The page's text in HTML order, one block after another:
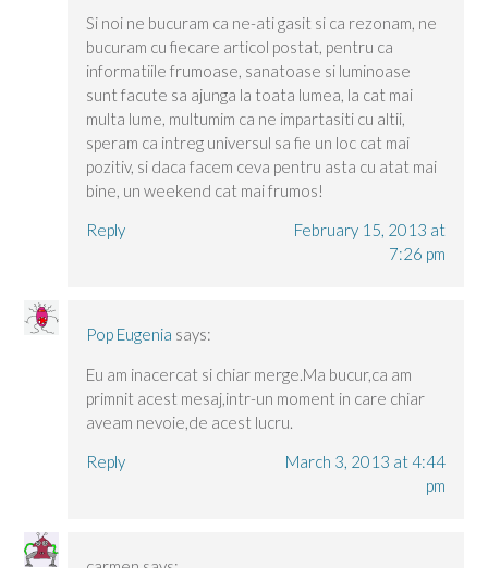
Si noi ne bucuram ca ne-ati gasit si ca rezonam, ne
bucuram cu fiecare articol postat, pentru ca
informatiile frumoase, sanatoase si luminoase
sunt facute sa ajunga la toata lumea, la cat mai
multa lume, multumim ca ne impartasiti cu altii,
speram ca intreg universul sa fie un loc cat mai
pozitiv, si daca facem ceva pentru asta cu atat mai
bine, un weekend cat mai frumos!
Reply
February 15, 2013 at
7:26 pm
Pop Eugenia says:
Eu am inacercat si chiar merge.Ma bucur,ca am
primnit acest mesaj,intr-un moment in care chiar
aveam nevoie,de acest lucru.
Reply
March 3, 2013 at 4:44
pm